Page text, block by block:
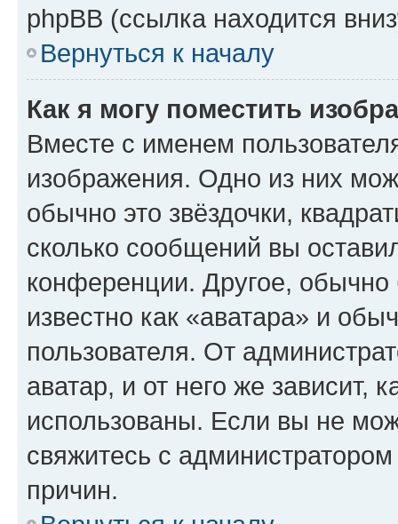
phpBB (ссылка находится
Вернуться к началу
Как я могу поместить
Вместе с именем
изображения. Одно из них
обычно это звёздочки,
сколько сообщений вы
конференции. Другое,
известно как «аватара» и
пользователя. От
аватар, и от него же зависит,
использованы. Если вы не
свяжитесь с
причин.